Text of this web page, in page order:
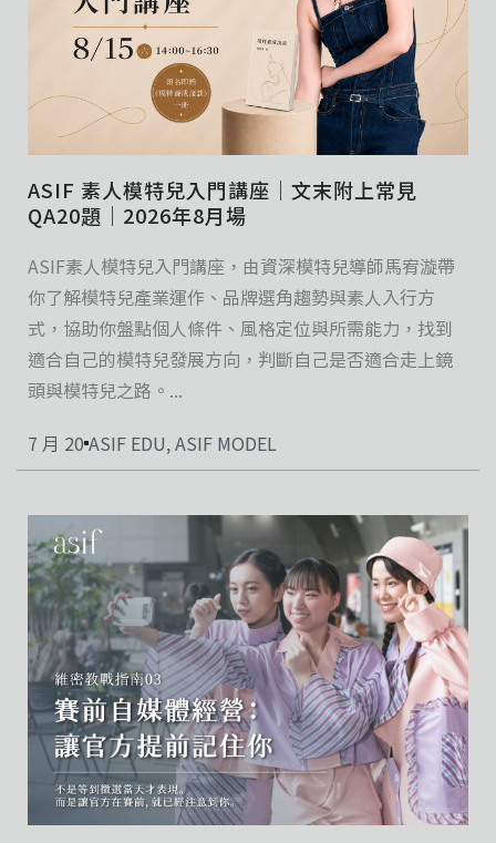
ASIF 素人模特兒入門講座｜文末附上常見
QA20題｜2026年8月場
ASIF素人模特兒入門講座，由資深模特兒導師馬宥漩帶
你了解模特兒產業運作、品牌選角趨勢與素人入行方
式，協助你盤點個人條件、風格定位與所需能力，找到
適合自己的模特兒發展方向，判斷自己是否適合走上鏡
頭與模特兒之路。...
7 月 20 ASIF EDU,ASIF MODEL